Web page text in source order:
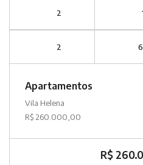
2
2
Apartamentos
Vila Helena
R$ 260.000,00
R$